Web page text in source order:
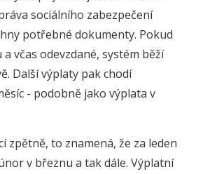
sociálního zabezpečení
potřebné dokumenty. Pokud
včas odevzdané, systém běží
Další výplaty pak chodí
- podobně jako výplata v
zpětně, to znamená, že za leden
v březnu a tak dále. Výplatní